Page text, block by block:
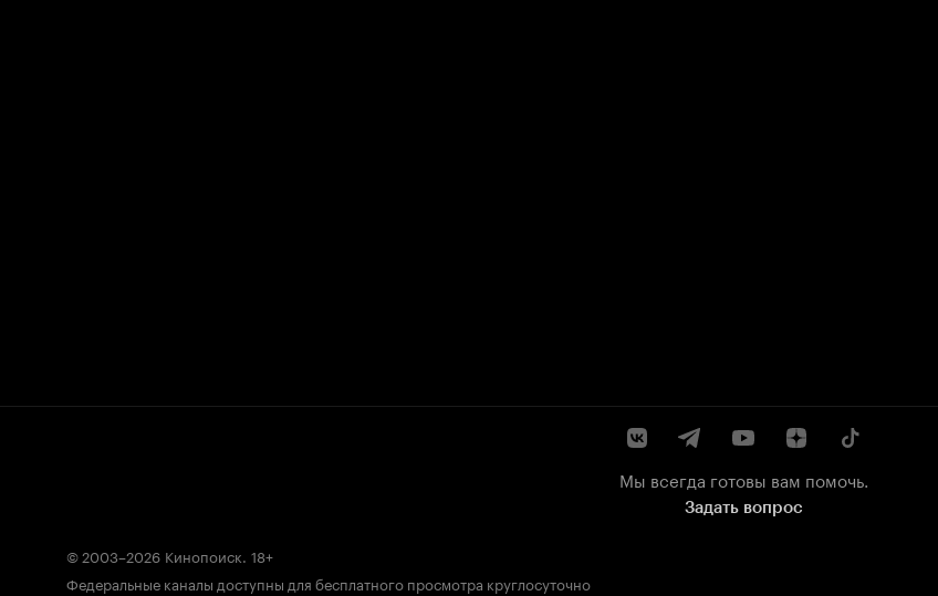
Мы всегда готовы вам помочь.
Задать вопрос
© 2003–2026 Кинопоиск. 18+
Федеральные каналы доступны для бесплатного просмотра круглосуточно